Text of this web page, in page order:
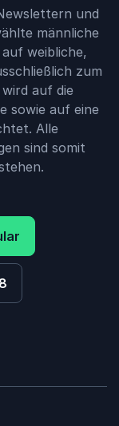
und
männliche
weibliche,
zum
auf die
sowie auf eine
Alle
sind somit